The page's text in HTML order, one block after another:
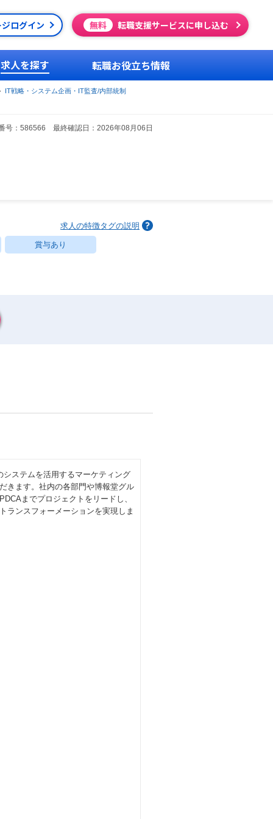
ログイン 無料 転職支援サービスに申し込む
求人を探す 転職お役立ち情報
IT戦略・システム企画・IT監査/内部統制
号：586566 最終確認日：2026年08月06日
求人の特徴タグの説明
賞与あり
ステムを活用するマーケティング
きます。社内の各部門や博報堂グル
までプロジェクトをリードし、
ランスフォーメーションを実現しま